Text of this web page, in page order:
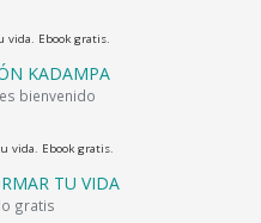
KADAMPA
bienvenido
TU VIDA
gratis